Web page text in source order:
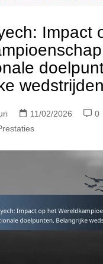
Impact
wedstrijden
11/02/2026
0